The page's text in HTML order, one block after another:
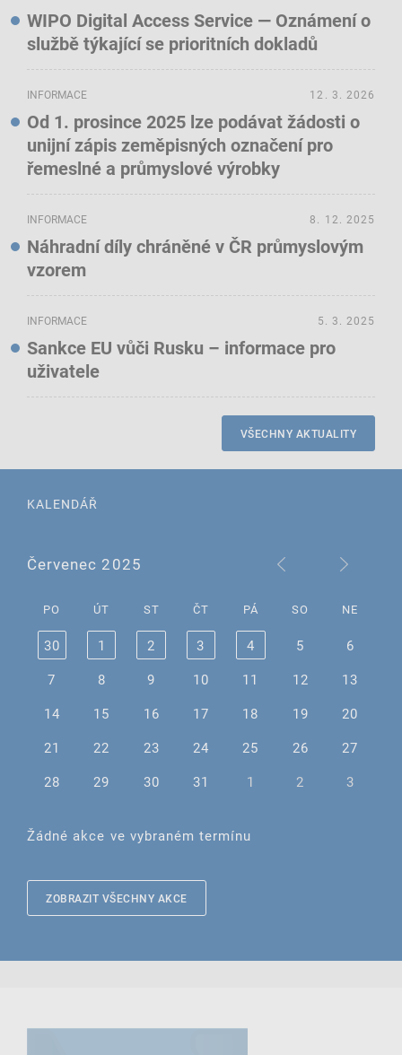
WIPO Digital Access Service — Oznámení o
službě týkající se prioritních dokladů
INFORMACE
Od 1. prosince 2025 lze podávat žádosti o
unijní zápis zeměpisných označení pro
řemeslné a průmyslové výrobky
12. 3. 2026
INFORMACE
Náhradní díly chráněné v ČR průmyslovým
vzorem
8. 12. 2025
INFORMACE
Sankce EU vůči Rusku – informace pro
uživatele
5. 3. 2025
VŠECHNY AKTUALITY
KALENDÁŘ
Červenec 2025
PO ÚT ST ČT PÁ SO NE
30 1 2 3 4 5
6
7
8 9 10 11 12
13
14
15 16 17 18 19
20
21
22 23 24 25 26
27
28
29 30 31 1 2 3
Žádné akce ve vybraném termínu
ZOBRAZIT VŠECHNY AKCE